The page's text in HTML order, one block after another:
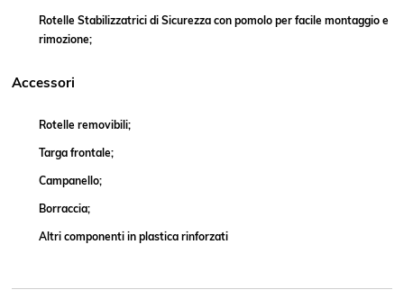
Rotelle Stabilizzatrici di Sicurezza con pomolo per facile montaggio e
rimozione;
Accessori
Rotelle removibili;
Targa frontale;
Campanello;
Borraccia;
Altri componenti in plastica rinforzati